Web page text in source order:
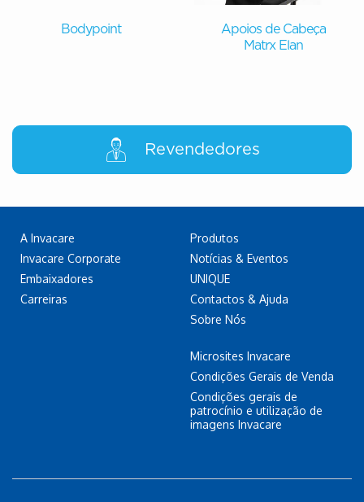
Bodypoint
Apoios de Cabeça
Matrx Elan
Revendedores
A Invacare
Invacare Corporate
Embaixadores
Carreiras
Produtos
Notícias & Eventos
UNIQUE
Contactos & Ajuda
Sobre Nós
Microsites Invacare
Condições Gerais de Venda
Condições gerais de
patrocínio e utilização de
imagens Invacare